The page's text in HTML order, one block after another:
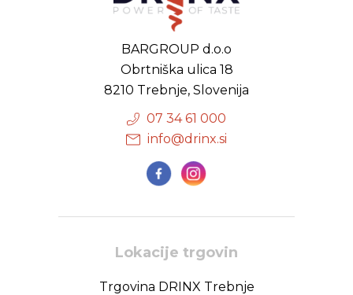
BARGROUP d.o.o
Obrtniška ulica 18
8210 Trebnje, Slovenija
07 34 61 000
info@drinx.si
Lokacije trgovin
Trgovina DRINX Trebnje